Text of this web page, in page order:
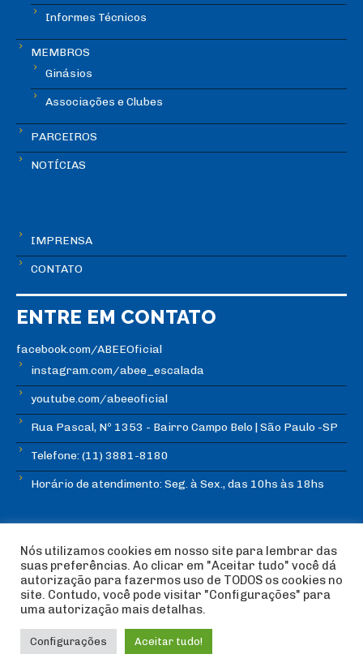
Informes Técnicos
MEMBROS
Ginásios
Associações e Clubes
PARCEIROS
NOTÍCIAS
IMPRENSA
CONTATO
ENTRE EM CONTATO
facebook.com/ABEEOficial
instagram.com/abee_escalada
youtube.com/abeeoficial
Rua Pascal, Nº 1353 - Bairro Campo Belo | São Paulo -SP
Telefone: (11) 3881-8180
Horário de atendimento: Seg. à Sex., das 10hs às 18hs
© Copyright ABEE | Associação Brasileira de Escalada
Esportiva 2018 | Design:
Imagética Design
Nós utilizamos cookies em nosso site para lembrar das
suas preferências. Ao clicar em "Aceitar tudo" você dá
autorização para fazermos uso de TODOS os cookies no
site. Contudo, você pode visitar "Configurações" para
uma autorização mais detalhas.
Configurações Aceitar tudo!